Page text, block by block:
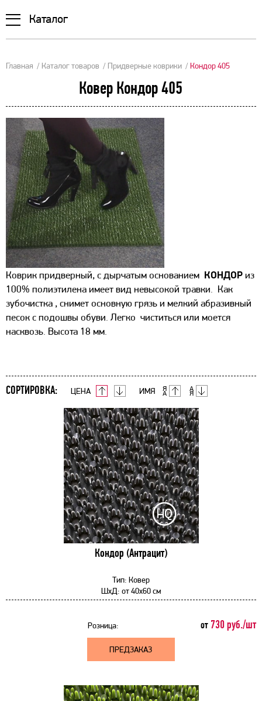
Каталог
Главная Каталог товаров Придверные коврики Кондор 405
Ковер Кондор 405
Коврик придверный, с дырчатым основанием КОНДОР из
100% полиэтилена имеет вид невысокой травки. Как
зубочистка , снимет основную грязь и мелкий абразивный
песок с подошвы обуви. Легко чиститься или моется
насквозь. Высота 18 мм.
СОРТИРОВКА: ЦЕНА ИМЯ
Кондор (Антрацит)
Тип: Ковер
ШхД: от40x60 см
Розница: от 730 руб./шт
ПРЕДЗАКАЗ